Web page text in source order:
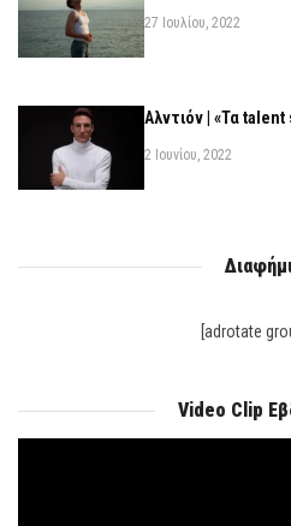
27 Ιουλίου, 2022
Αλντιόν | «Τα
2 Ιουνίου, 2022
[adrotate
Video Clip